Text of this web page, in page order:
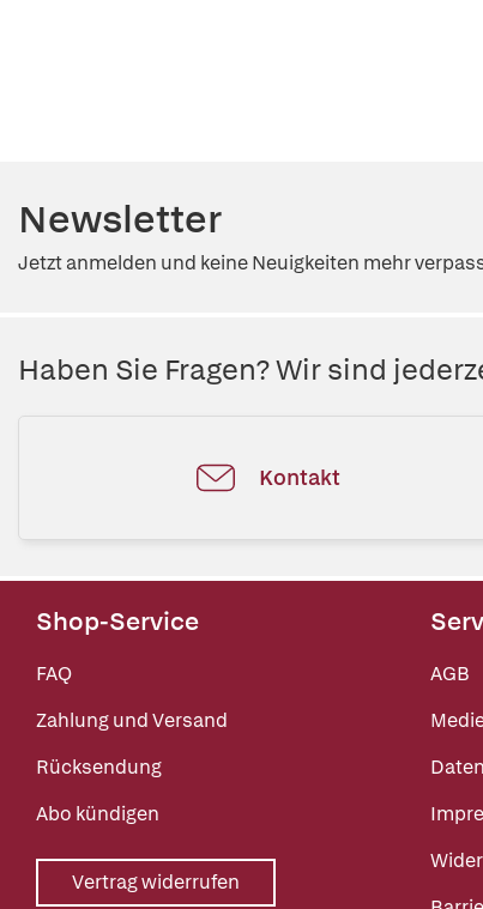
Newsletter
Jetzt anmelden und keine Neuigkeiten mehr
Haben Sie Fragen? Wir sind
Kontakt
Shop-Service
FAQ
Zahlung und Versand
Rücksendung
Abo kündigen
Vertrag widerrufen
AGB